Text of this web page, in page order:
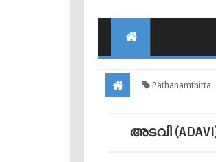
Pathanamthitta
അടവി